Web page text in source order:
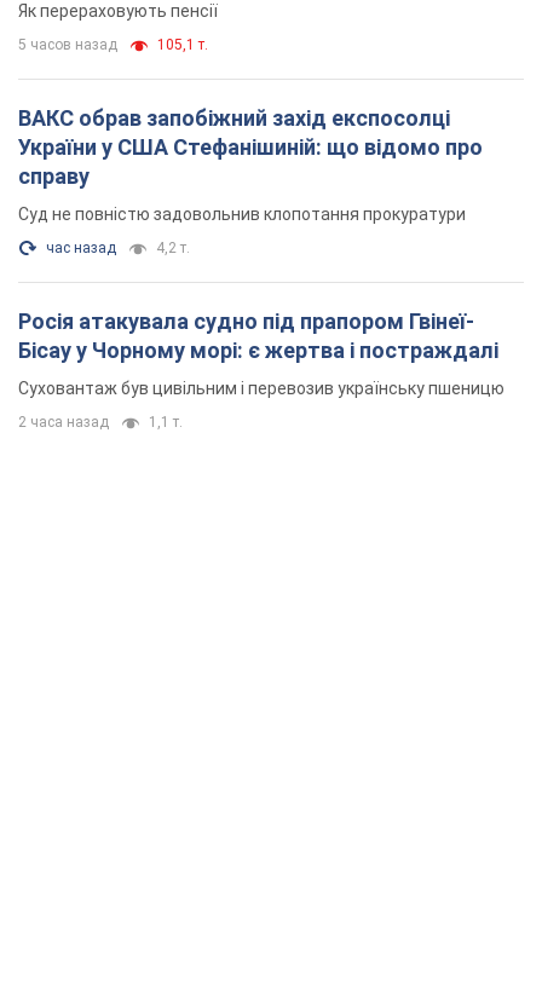
Як перераховують пенсії
5 часов назад 105,1 т.
ВАКС обрав запобіжний захід експосолці
України у США Стефанішиній: що відомо про
справу
Суд не повністю задовольнив клопотання прокуратури
час назад 4,2 т.
Росія атакувала судно під прапором Гвінеї-
Бісау у Чорному морі: є жертва і постраждалі
Суховантаж був цивільним і перевозив українську пшеницю
2 часа назад 1,1 т.